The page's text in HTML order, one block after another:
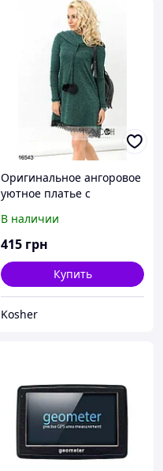
Оригинальное ангоровое
уютное платье с
капюшоном и меховыми
помпонами
В наличии
415 грн
Купить
Kosher